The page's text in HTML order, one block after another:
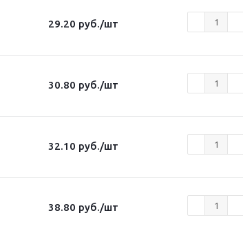
29.20 руб./шт
30.80 руб./шт
32.10 руб./шт
38.80 руб./шт